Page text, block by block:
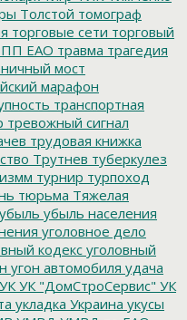
Толстой томограф
торговые сети торговый
ЕАО травма трагедия
мост
марафон
транспортная
тревожный сигнал
трудовая книжка
Трутнев туберкулез
турнир турпоход
тюрьма Тяжелая
убыль убыль населения
уголовное дело
кодекс уголовный
угон автомобиля удача
УК УК "ДомСтроСервис" УК
укладка Украина укусы